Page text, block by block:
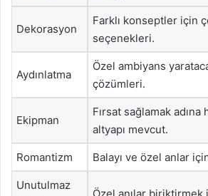
Dekorasyon
Farklı konseptler için
seçenekleri.
Aydınlatma
Özel ambiyans
çözümleri.
Ekipman
Fırsat sağlamak
altyapı mevcut.
Romantizm Balayı ve özel anlar
Unutulmaz
Özel anılar